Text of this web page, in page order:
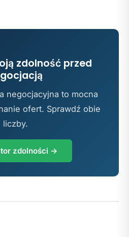
zdolność przed
negocjacyjna to mocna
ofert. Sprawdź obie
liczby.
zdolności →